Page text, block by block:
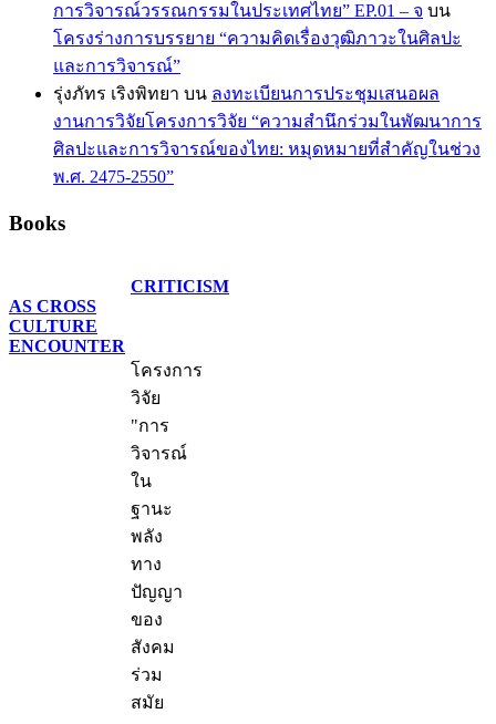
การวิจารณ์วรรณกรรมในประเทศไทย” EP.01 – จ บน
โครงร่างการบรรยาย “ความคิดเรื่องวุฒิภาวะในศิลปะ
และการวิจารณ์”
รุ่งภัทร เริงพิทยา บน ลงทะเบียนการประชุมเสนอผล
งานการวิจัยโครงการวิจัย “ความสำนึกร่วมในพัฒนาการ
ศิลปะและการวิจารณ์ของไทย: หมุดหมายที่สำคัญในช่วง
พ.ศ. 2475-2550”
Books
CRITICISM
AS CROSS
CULTURE
ENCOUNTER
โครงการ
วิจัย
"การ
วิจารณ์
ใน
ฐานะ
พลัง
ทาง
ปัญญา
ของ
สังคม
ร่วม
สมัย